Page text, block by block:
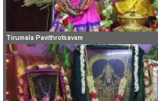
Tirumala Pavithrotsavam